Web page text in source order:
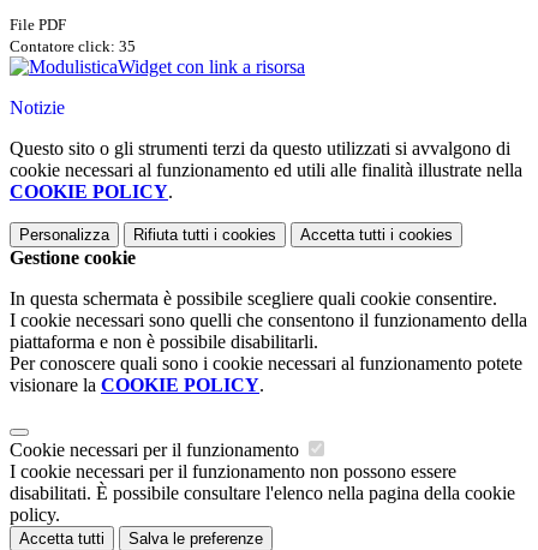
File PDF
Contatore click: 35
Widget con link a risorsa
Notizie
Questo sito o gli strumenti terzi da questo utilizzati si avvalgono di
cookie necessari al funzionamento ed utili alle finalità illustrate nella
COOKIE POLICY.
Personalizza Rifiuta tutti i cookies Accetta tutti i cookies
Gestione cookie
In questa schermata è possibile scegliere quali cookie consentire.
I cookie necessari sono quelli che consentono il funzionamento della
piattaforma e non è possibile disabilitarli.
Per conoscere quali sono i cookie necessari al funzionamento potete
visionare la COOKIE POLICY.
Cookie necessari per il funzionamento
I cookie necessari per il funzionamento non possono essere
disabilitati. È possibile consultare l'elenco nella pagina della cookie
policy.
Accetta tutti Salva le preferenze